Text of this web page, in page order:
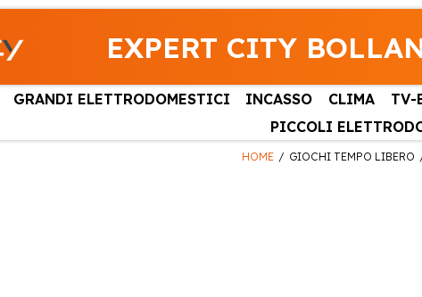
EXPERT CITY
GRANDI ELETTRODOMESTICI INCASSO CLIMA TV-
PICCOLI
HOME GIOCHI TEMPO LIBERO